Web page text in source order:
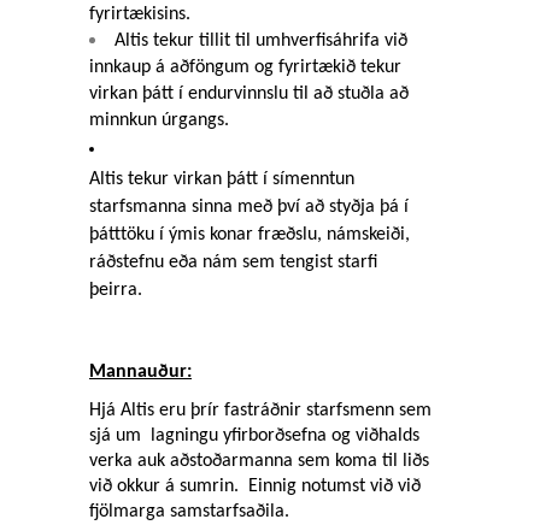
fyrirtækisins.
Altis tekur tillit til umhverfisáhrifa við
innkaup á aðföngum og fyrirtækið tekur
virkan þátt í endurvinnslu til að stuðla að
minnkun úrgangs.
Altis tekur virkan þátt í símenntun
starfsmanna sinna með því að styðja þá í
þátttöku í ýmis konar fræðslu, námskeiði,
ráðstefnu eða nám sem tengist starfi
þeirra.
Mannauður:
Hjá Altis eru þrír fastráðnir starfsmenn sem
sjá um  lagningu yfirborðsefna og viðhalds
verka auk aðstoðarmanna sem koma til liðs
við okkur á sumrin.  Einnig notumst við við
fjölmarga samstarfsaðila.